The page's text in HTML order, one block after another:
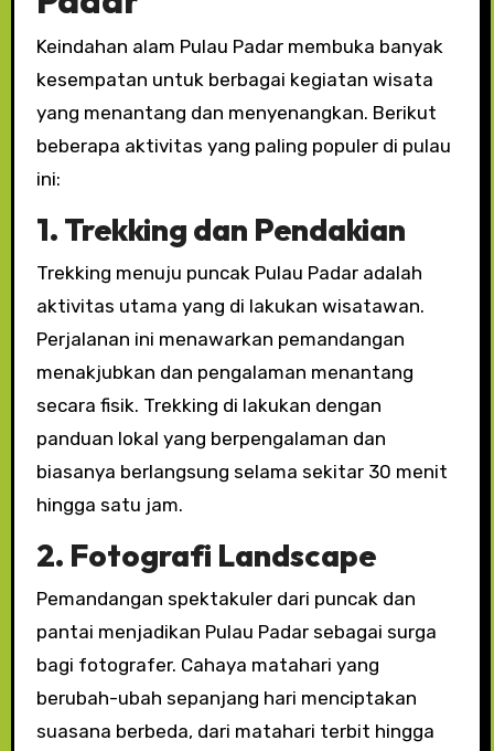
Keindahan alam Pulau Padar membuka banyak
kesempatan untuk berbagai kegiatan wisata
yang menantang dan menyenangkan. Berikut
beberapa aktivitas yang paling populer di pulau
ini:
1. Trekking dan Pendakian
Trekking menuju puncak Pulau Padar adalah
aktivitas utama yang di lakukan wisatawan.
Perjalanan ini menawarkan pemandangan
menakjubkan dan pengalaman menantang
secara fisik. Trekking di lakukan dengan
panduan lokal yang berpengalaman dan
biasanya berlangsung selama sekitar 30 menit
hingga satu jam.
2. Fotografi Landscape
Pemandangan spektakuler dari puncak dan
pantai menjadikan Pulau Padar sebagai surga
bagi fotografer. Cahaya matahari yang
berubah-ubah sepanjang hari menciptakan
suasana berbeda, dari matahari terbit hingga